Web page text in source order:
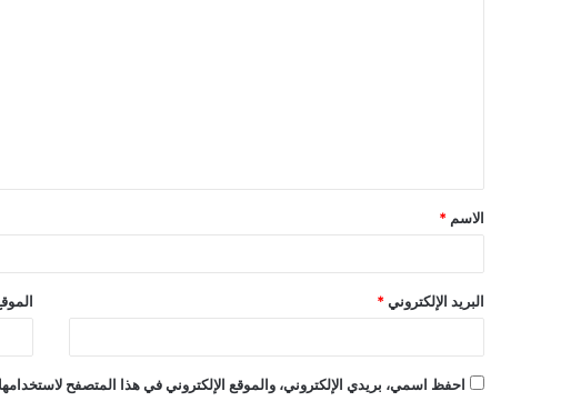
ق
*
الاسم *
البريد الإلكتروني *
احفظ اسمي، بريدي الإلكتروني، والموقع الإلكتروني في هذا المتصفح